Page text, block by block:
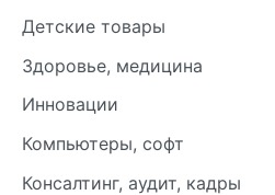
Детские товары
Здоровье, медицина
Инновации
Компьютеры, софт
Консалтинг, аудит, кадры